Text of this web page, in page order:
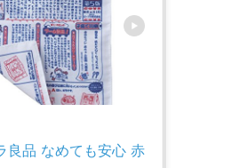
良品 なめても安心 赤